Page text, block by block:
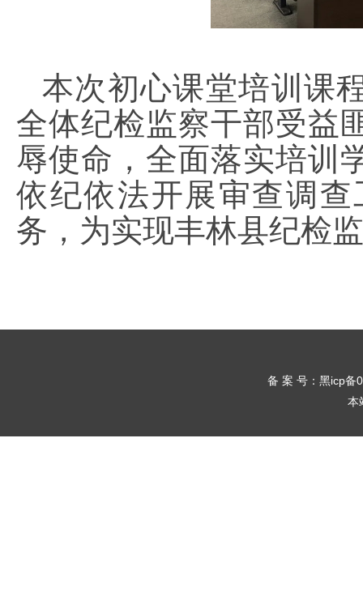
本次初心课堂培训课
全体纪检监察干部受益
辱使命，全面落实培训
依纪依法开展审查调
务，为实现丰林县纪检
备 案 号：黑icp
本